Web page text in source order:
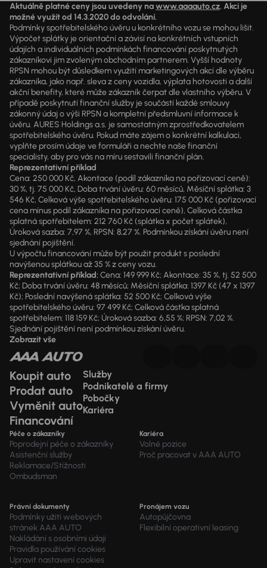
Aktuálně platné ceny jsou uvedeny nawww.aaaauto.cz. Akci je
možné využít od 14.3.2020 do odvolání.
Podmínky spotřebitelského úvěru u konkrétního vozu se mohou lišit.
Výpočet splátky je orientační a závisí na konkrétních vstupních
údajích a individuálních podmínkách financování poskytnutých
zákazníkovi jim zvoleným obchodním partnerem. Vyšší hodnoty
RPSN mohou být důsledkem využití marketingových akcí dle výběru
zákazníka, jako např. sleva z ceny vozidla, výplata hotovosti a další
akční benefity, které může zákazník čerpat dle vlastního výběru. V
případě poskytnutí finanční služby je součástí každé smlouvy
zákonný údaj o výši RPSN a kompletní předsmluvní informace k
úvěru. AURES Holdings a.s. je samostatným zprostředkovatelem
spotřebitelského úvěru. Pokud máte zájem o konkrétní kalkulaci,
vyplňte prosím údaje ve formuláři a nechte naše finanční
specialisty, aby pro vás na míru sestavili finanční plán.
Reprezentativní příklad
Cena: 250 000 Kč, Akontace (podíl zákazníka na pořizovací ceně):
30 %, tj. 75 000 Kč, Doba trvání úvěru: 60 měsíců, Měsíční splátka: 3
546 Kč, Celková výše spotřebitelského úvěru: 175 000 Kč (pořizovací
cena mínus podíl zákazníka na pořizovací ceně), Celková částka
splatná spotřebitelem: 212 760 Kč (splátka x počet splátek),
Úroková sazba: 7,97 %, RPSN: 8,27 %. Podmínkou získání úvěru není
sjednání pojištění.
U výpočtu financování může být použit produkt s poslední
navýšenou splátkou až 35 % z ceny vozu.
Reprezentativní příklad:Cena: 149 999 Kč; Akontace: 35 %, tj. 52 500
Kč; Doba trvání úvěru: 48 měsíců; Měsíční splátka: 1397 Kč (47 x 1397
Kč); Poslední navýšená splátka: 52 500 Kč; Celková výše
spotřebitelského úvěru: 97 499 Kč; Celková částka splatná
spotřebitelem: 118 159 Kč; Úroková sazba: 6,55 %; RPSN: 7,02 %.
Sjednání pojištění není podmínkou získání úvěru.
Zobrazit vše
Koupit auto
Prodat auto
Vyměnit auto
Financování
Služby
Podnikatelé a firmy
Pobočky
Kariéra
Péče o zákazníky
Poprodejní péče o zákazníky
Asistenční služby
Reklamace/Stížnosti
Ombudsman
Kariéra
Volné pozice
Proč pracovat v AAA AUTO
Právní dokumenty
Podmínky užití webových
stránek AAA AUTO
Nakládání s osobními údaji
Pravidla používání cookies
Upravit nastavení cookies
Pronájem vozu
Autopůjčovna
Flexibilní operativní leasing